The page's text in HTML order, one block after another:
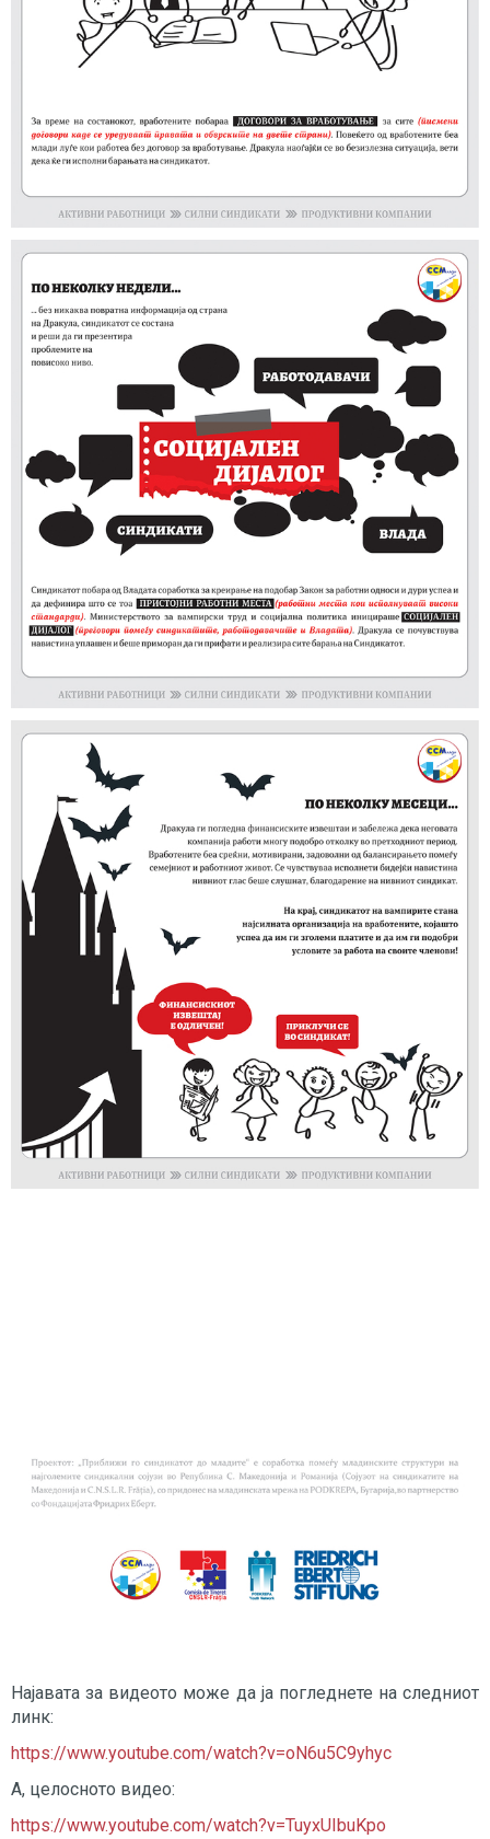
Најавата за видеото може да ја погледнете на следниот
линк:
https://www.youtube.com/watch?v=oN6u5C9yhyc
А, целосното видео:
https://www.youtube.com/watch?v=TuyxUIbuKpo